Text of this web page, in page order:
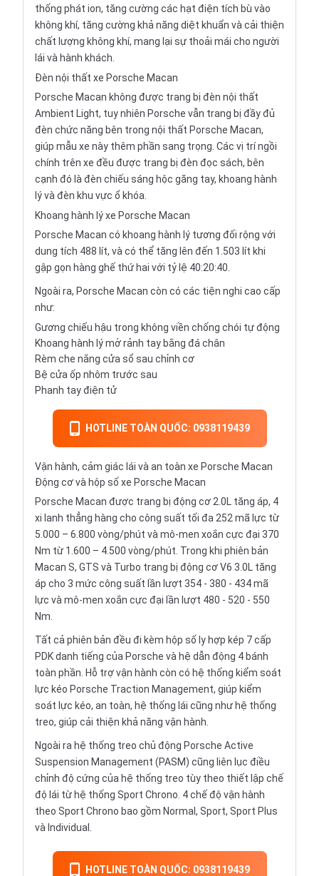
thống phát ion, tăng cường các hạt điện tích bù vào
không khí, tăng cường khả năng diệt khuẩn và cải thiện
chất lượng không khí, mang lại sự thoải mái cho người
lái và hành khách.
Đèn nội thất xe Porsche Macan
Porsche Macan không được trang bị đèn nội thất
Ambient Light, tuy nhiên Porsche vẫn trang bị đầy đủ
đèn chức năng bên trong nội thất Porsche Macan,
giúp mẫu xe này thêm phần sang trọng. Các vị trí ngồi
chính trên xe đều được trang bị đèn đọc sách, bên
cạnh đó là đèn chiếu sáng hộc găng tay, khoang hành
lý và đèn khu vực ổ khóa.
Khoang hành lý xe Porsche Macan
Porsche Macan có khoang hành lý tương đối rộng với
dung tích 488 lít, và có thể tăng lên đến 1.503 lít khi
gập gọn hàng ghế thứ hai với tỷ lệ 40:20:40.
Ngoài ra, Porsche Macan còn có các tiện nghi cao cấp
như:
Gương chiếu hậu trong không viền chống chói tự động
Khoang hành lý mở rảnh tay bằng đá chân
Rèm che nắng cửa sổ sau chỉnh cơ
Bệ cửa ốp nhôm trước sau
Phanh tay điện tử
HOTLINE TOÀN QUỐC: 0938119439
Vận hành, cảm giác lái và an toàn xe Porsche Macan
Động cơ và hộp số xe Porsche Macan
Porsche Macan được trang bị động cơ 2.0L tăng áp, 4
xi lanh thẳng hàng cho công suất tối đa 252 mã lực từ
5.000 – 6.800 vòng/phút và mô-men xoắn cực đại 370
Nm từ 1.600 – 4.500 vòng/phút. Trong khi phiên bản
Macan S, GTS và Turbo trang bị động cơ V6 3.0L tăng
áp cho 3 mức công suất lần lượt 354 - 380 - 434 mã
lực và mô-men xoắn cực đại lần lượt 480 - 520 - 550
Nm.
Tất cả phiên bản đều đi kèm hộp số ly hợp kép 7 cấp
PDK danh tiếng của Porsche và hệ dẫn động 4 bánh
toàn phần. Hỗ trợ vận hành còn có hệ thống kiểm soát
lực kéo Porsche Traction Management, giúp kiểm
soát lực kéo, an toàn, hệ thống lái cũng như hệ thống
treo, giúp cải thiện khả năng vận hành.
Ngoài ra hệ thống treo chủ động Porsche Active
Suspension Management (PASM) cũng liên lục điều
chỉnh độ cứng của hệ thống treo tùy theo thiết lập chế
độ lái từ hệ thống Sport Chrono. 4 chế độ vận hành
theo Sport Chrono bao gồm Normal, Sport, Sport Plus
và Individual.
HOTLINE TOÀN QUỐC: 0938119439